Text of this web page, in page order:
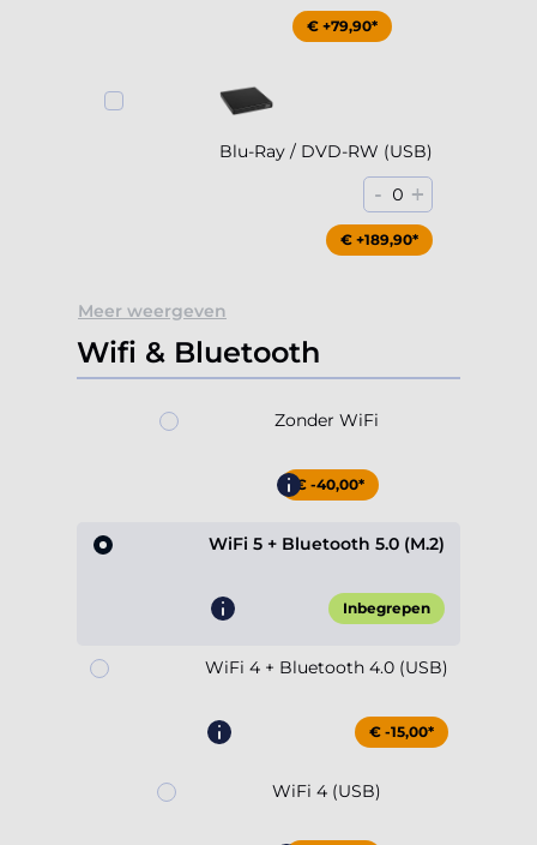
€ +79,90*
Blu-Ray / DVD-RW (USB)
- 0 +
€ +189,90*
Meer weergeven
Wifi & Bluetooth
Zonder WiFi
€ -40,00*
WiFi 5 + Bluetooth 5.0 (M.2)
Inbegrepen
WiFi 4 + Bluetooth 4.0 (USB)
€ -15,00*
WiFi 4 (USB)